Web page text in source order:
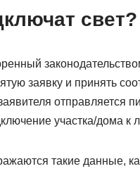
свет?
заявку и принять
отправляется
участка/дома к
такие данные,